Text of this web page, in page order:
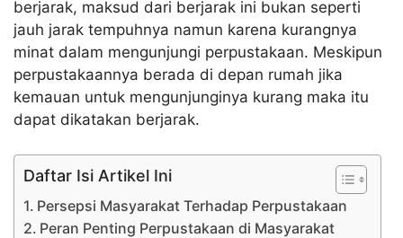
berjarak, maksud dari berjarak ini bukan seperti
jauh jarak tempuhnya namun karena kurangnya
minat dalam mengunjungi perpustakaan. Meskipun
perpustakaannya berada di depan rumah jika
kemauan untuk mengunjunginya kurang maka itu
dapat dikatakan berjarak.
Daftar Isi Artikel Ini
Persepsi Masyarakat Terhadap Perpustakaan
Peran Penting Perpustakaan di Masyarakat